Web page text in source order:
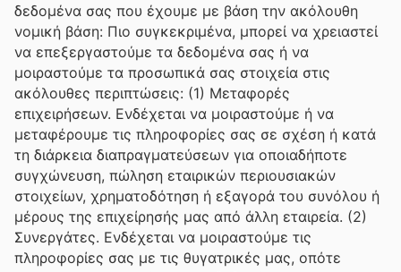
δεδομένα σας που έχουμε με βάση την ακόλουθη
νομική βάση: Πιο συγκεκριμένα, μπορεί να χρειαστεί
να επεξεργαστούμε τα δεδομένα σας ή να
μοιραστούμε τα προσωπικά σας στοιχεία στις
ακόλουθες περιπτώσεις: (1) Μεταφορές
επιχειρήσεων. Ενδέχεται να μοιραστούμε ή να
μεταφέρουμε τις πληροφορίες σας σε σχέση ή κατά
τη διάρκεια διαπραγματεύσεων για οποιαδήποτε
συγχώνευση, πώληση εταιρικών περιουσιακών
στοιχείων, χρηματοδότηση ή εξαγορά του συνόλου ή
μέρους της επιχείρησής μας από άλλη εταιρεία. (2)
Συνεργάτες. Ενδέχεται να μοιραστούμε τις
πληροφορίες σας με τις θυγατρικές μας, οπότε